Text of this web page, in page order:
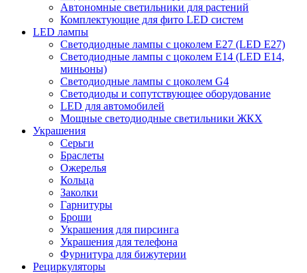
Автономные светильники для растений
Комплектующие для фито LED систем
LED лампы
Светодиодные лампы с цоколем Е27 (LED E27)
Светодиодные лампы с цоколем Е14 (LED E14,
миньоны)
Светодиодные лампы с цоколем G4
Светодиоды и сопутствующее оборудование
LED для автомобилей
Мощные светодиодные светильники ЖКХ
Украшения
Серьги
Браслеты
Ожерелья
Кольца
Заколки
Гарнитуры
Броши
Украшения для пирсинга
Украшения для телефона
Фурнитура для бижутерии
Рециркуляторы